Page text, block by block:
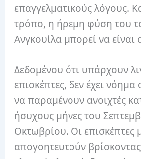
επαγγελματικούς λόγους.
τρόπο, η ήρεμη φύση του
Ανγκουίλα μπορεί να είναι
Δεδομένου ότι υπάρχουν
επισκέπτες, δεν έχει νόημα
να παραμένουν ανοιχτές
ήσυχους μήνες του
Οκτωβρίου. Οι επισκέπτες
απογοητευτούν